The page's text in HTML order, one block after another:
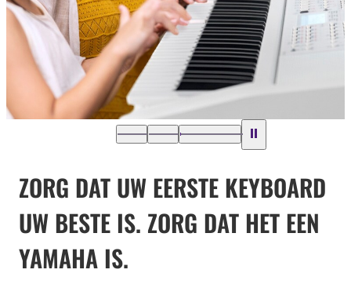
ZORG DAT UW EERSTE KEYBOARD
UW BESTE IS. ZORG DAT HET EEN
YAMAHA IS.